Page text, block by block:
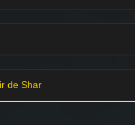
de Shar